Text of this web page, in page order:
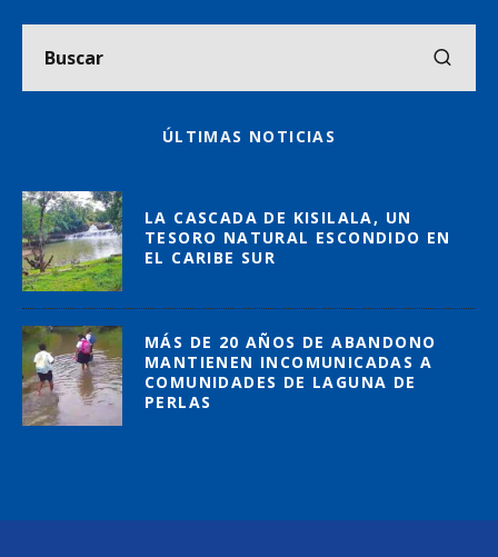
ÚLTIMAS NOTICIAS
LA CASCADA DE KISILALA, UN
TESORO NATURAL ESCONDIDO EN
EL CARIBE SUR
MÁS DE 20 AÑOS DE ABANDONO
MANTIENEN INCOMUNICADAS A
COMUNIDADES DE LAGUNA DE
PERLAS